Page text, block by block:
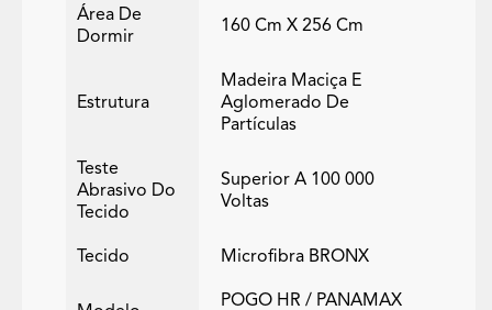
Área De
Dormir
160 Cm X 256 Cm
Estrutura
Madeira Maciça E
Aglomerado De
Partículas
Teste
Abrasivo Do
Tecido
Superior A 100 000
Voltas
Tecido Microfibra BRONX
POGO HR / PANAMAX